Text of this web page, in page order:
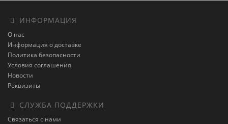
ИНФОРМАЦИЯ
О нас
Информация о доставке
Политика безопасности
Условия соглашения
Новости
Реквизиты
СЛУЖБА ПОДДЕРЖКИ
Связаться с нами